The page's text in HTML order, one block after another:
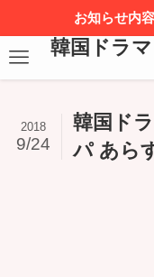
お知らせ内
韓国ドラ
韓国ド
パ あら
2018
9/24